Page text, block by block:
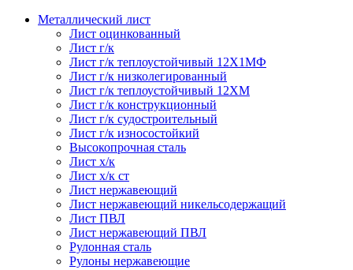
Металлический лист
Лист оцинкованный
Лист г/к
Лист г/к теплоустойчивый 12Х1МФ
Лист г/к низколегированный
Лист г/к теплоустойчивый 12ХМ
Лист г/к конструкционный
Лист г/к судостроительный
Лист г/к износостойкий
Высокопрочная сталь
Лист х/к
Лист х/к ст
Лист нержавеющий
Лист нержавеющий никельсодержащий
Лист ПВЛ
Лист нержавеющий ПВЛ
Рулонная сталь
Рулоны нержавеющие